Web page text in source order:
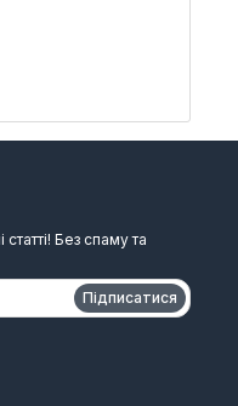
Без спаму та
Підписатися